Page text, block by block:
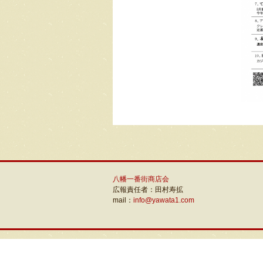
八幡一番街商店会
広報責任者：田村寿拡
mail： info@yawata1.com